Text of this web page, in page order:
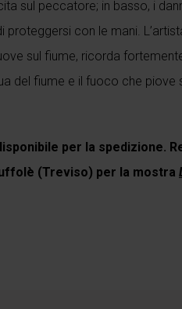
sul peccatore; in basso, i
con le mani.
sul fiume, ricorda
del fiume e il fuoco che piove
per la spedizione.
(Treviso) per la mostra